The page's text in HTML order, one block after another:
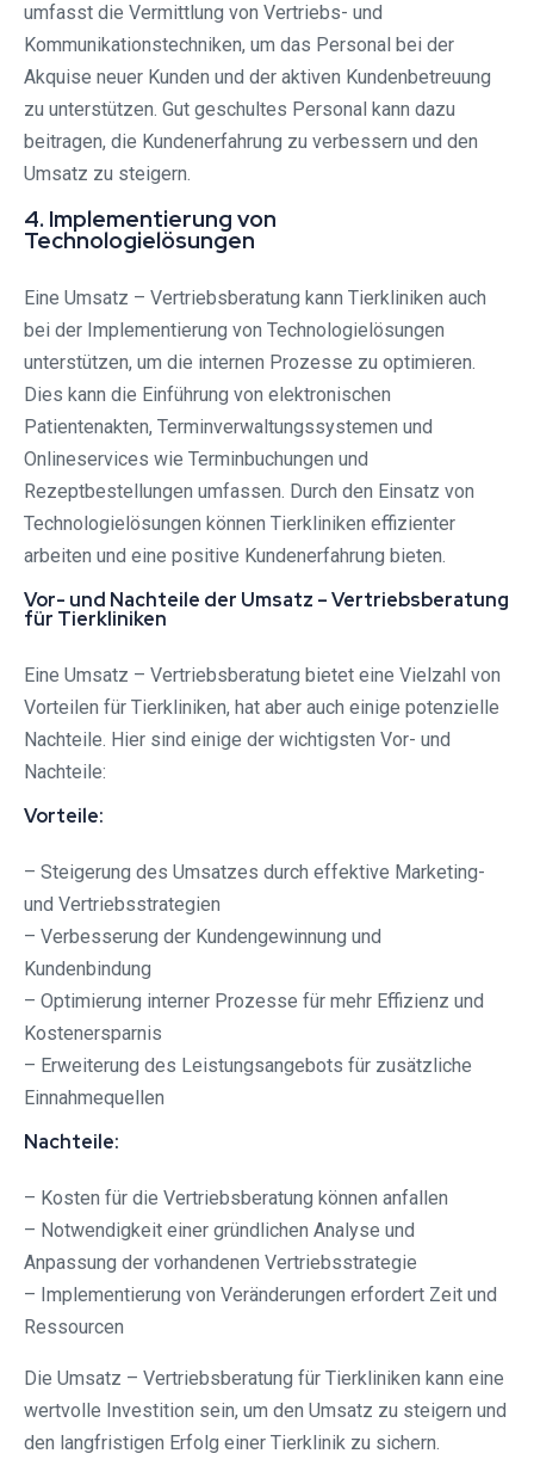
umfasst die Vermittlung von Vertriebs- und
Kommunikationstechniken, um das Personal bei der
Akquise neuer Kunden und der aktiven Kundenbetreuung
zu unterstützen. Gut geschultes Personal kann dazu
beitragen, die Kundenerfahrung zu verbessern und den
Umsatz zu steigern.
4. Implementierung von
Technologielösungen
Eine Umsatz – Vertriebsberatung kann Tierkliniken auch
bei der Implementierung von Technologielösungen
unterstützen, um die internen Prozesse zu optimieren.
Dies kann die Einführung von elektronischen
Patientenakten, Terminverwaltungssystemen und
Onlineservices wie Terminbuchungen und
Rezeptbestellungen umfassen. Durch den Einsatz von
Technologielösungen können Tierkliniken effizienter
arbeiten und eine positive Kundenerfahrung bieten.
Vor- und Nachteile der Umsatz – Vertriebsberatung
für Tierkliniken
Eine Umsatz – Vertriebsberatung bietet eine Vielzahl von
Vorteilen für Tierkliniken, hat aber auch einige potenzielle
Nachteile. Hier sind einige der wichtigsten Vor- und
Nachteile:
Vorteile:
– Steigerung des Umsatzes durch effektive Marketing-
und Vertriebsstrategien
– Verbesserung der Kundengewinnung und
Kundenbindung
– Optimierung interner Prozesse für mehr Effizienz und
Kostenersparnis
– Erweiterung des Leistungsangebots für zusätzliche
Einnahmequellen
Nachteile:
– Kosten für die Vertriebsberatung können anfallen
– Notwendigkeit einer gründlichen Analyse und
Anpassung der vorhandenen Vertriebsstrategie
– Implementierung von Veränderungen erfordert Zeit und
Ressourcen
Die Umsatz – Vertriebsberatung für Tierkliniken kann eine
wertvolle Investition sein, um den Umsatz zu steigern und
den langfristigen Erfolg einer Tierklinik zu sichern.